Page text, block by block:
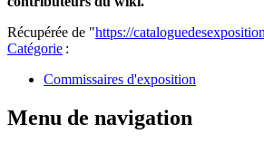
Récupérée de "https://
Catégorie :
Commissaires d'exposition
Menu de navigation